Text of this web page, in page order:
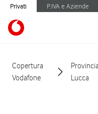
Privati P.IVA e Aziende
Copertura
Vodafone
Lucca